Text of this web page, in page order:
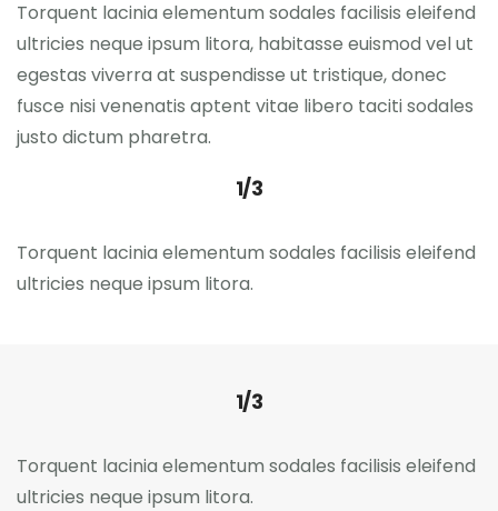
Torquent lacinia elementum sodales facilisis eleifend
ultricies neque ipsum litora, habitasse euismod vel ut
egestas viverra at suspendisse ut tristique, donec
fusce nisi venenatis aptent vitae libero taciti sodales
justo dictum pharetra.
1/3
Torquent lacinia elementum sodales facilisis eleifend
ultricies neque ipsum litora.
1/3
Torquent lacinia elementum sodales facilisis eleifend
ultricies neque ipsum litora.